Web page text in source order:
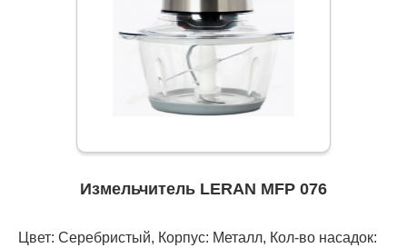
Измельчитель LERAN MFP 076
Цвет: Серебристый, Корпус: Металл, Кол-во насадок: